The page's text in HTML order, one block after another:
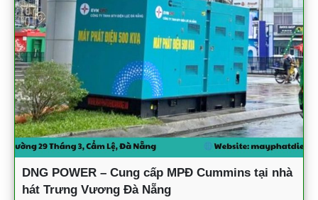
DNG POWER – Cung cấp MPĐ Cummins tại nhà
hát Trưng Vương Đà Nẵng